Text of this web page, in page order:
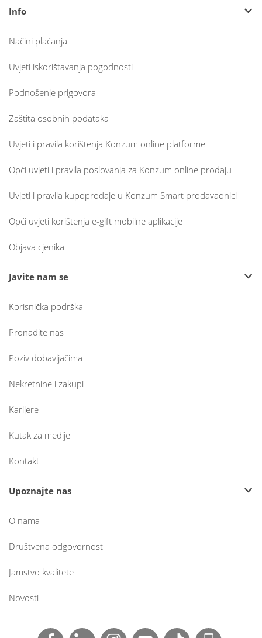
Info
Načini plaćanja
Uvjeti iskorištavanja pogodnosti
Podnošenje prigovora
Zaštita osobnih podataka
Uvjeti i pravila korištenja Konzum online platforme
Opći uvjeti i pravila poslovanja za Konzum online prodaju
Uvjeti i pravila kupoprodaje u Konzum Smart prodavaonici
Opći uvjeti korištenja e-gift mobilne aplikacije
Objava cjenika
Javite nam se
Korisnička podrška
Pronađite nas
Poziv dobavljačima
Nekretnine i zakupi
Karijere
Kutak za medije
Kontakt
Upoznajte nas
O nama
Društvena odgovornost
Jamstvo kvalitete
Novosti